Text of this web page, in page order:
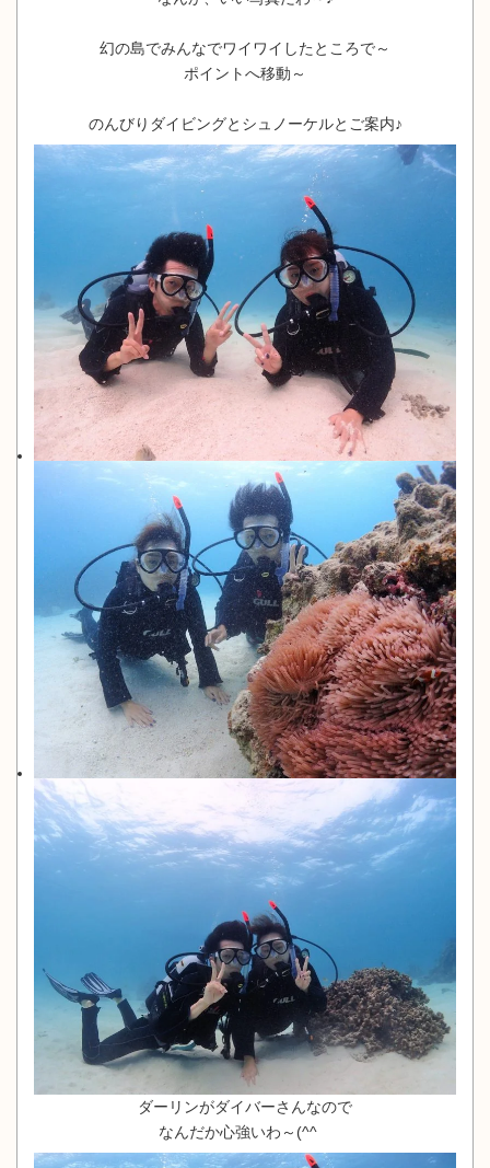
幻の島でみんなでワイワイしたところで～
ポイントへ移動～
のんびりダイビングとシュノーケルとご案内♪
ダーリンがダイバーさんなので
なんだか心強いわ～(^^ゞ